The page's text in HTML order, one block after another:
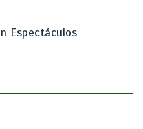
Espectáculos